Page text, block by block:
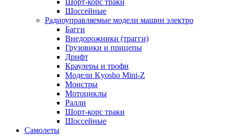
Шорт-корс траки
Шоссейные
Радиоуправляемые модели машин электро
Багги
Внедорожники (трагги)
Грузовики и прицепы
Дрифт
Краулеры и трофи
Модели Kyosho Mini-Z
Монстры
Мотоциклы
Ралли
Шорт-корс траки
Шоссейные
Самолеты